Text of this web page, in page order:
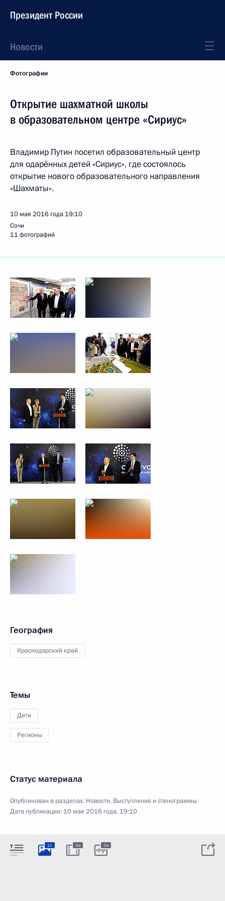
Президент России
Новости
Фотографии
Открытие шахматной школы
в образовательном центре «Сириус»
Владимир Путин посетил образовательный центр
для одарённых детей «Сириус», где состоялось
открытие нового образовательного направления
«Шахматы».
10 мая 2016 года 19:10
Сочи
11 фотографий
География
Краснодарский край
Темы
Дети
Регионы
Статус материала
Опубликован в разделах: Новости, Выступления и стенограммы
Дата публикации: 10 мая 2016 года, 19:10
11 2м 2м